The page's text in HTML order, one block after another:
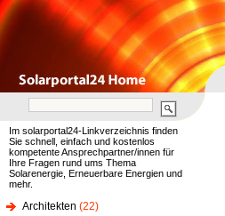
Im solarportal24-Linkverzeichnis finden
Sie schnell, einfach und kostenlos
kompetente Ansprechpartner/innen für
Ihre Fragen rund ums Thema
Solarenergie, Erneuerbare Energien und
mehr.
Architekten (22)